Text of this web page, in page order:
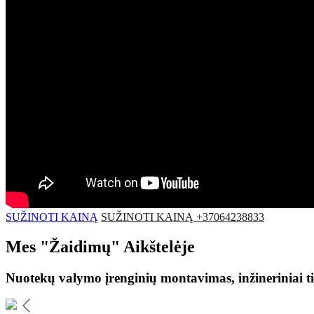
SUŽINOTI KAINĄ SUŽINOTI KAINĄ +37064238833
Mes "Žaidimų" Aikštelėje
Nuotekų valymo įrenginių montavimas, inžineriniai